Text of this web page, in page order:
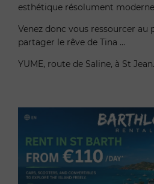
esthétique résolument
Venez donc vous ressourcer au
partager le rêve de Tina …
YUME, route de Saline, à St Jean.